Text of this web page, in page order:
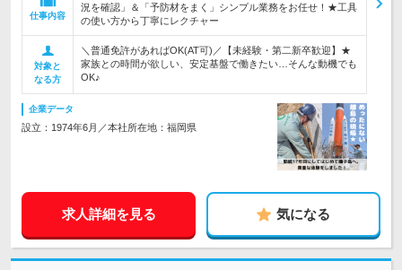
仕事内容
況を確認」＆「予防材をまく」シンプル業務をお任せ！★工具
の使い方から丁寧にレクチャー
対象と
なる方
＼普通免許があればOK(AT可)／【未経験・第二新卒歓迎】★
家族との時間が欲しい、安定基盤で働きたい…そんな動機でも
OK♪
企業データ
設立：1974年6月／本社所在地：福岡県
求人詳細を見る 気になる